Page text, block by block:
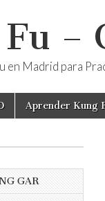
–
en Madrid para
Aprender Kung
GAR